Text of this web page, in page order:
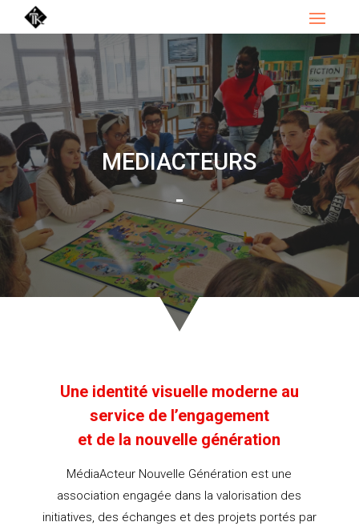
MEDIACTEURS
Une identité visuelle moderne au
service de l’engagement
et de la nouvelle génération
MédiaActeur Nouvelle Génération est une
association engagée dans la valorisation des
initiatives, des échanges et des projets portés par